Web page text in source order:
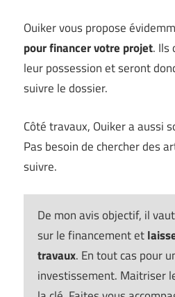
Ouiker vous propose
pour financer votre projet. Ils
leur possession et seront
suivre le dossier.
Côté travaux, Ouiker a aussi
Pas besoin de chercher des
suivre.
De mon avis objectif, il
sur le financement et
travaux. En tout cas pour
investissement. Maitriser